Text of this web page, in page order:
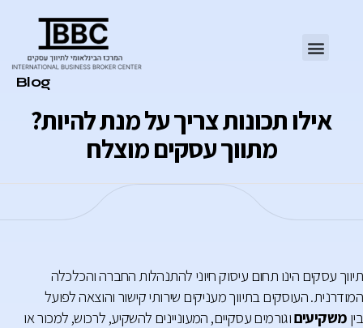
?אילו תכונות צריך על מנת להיות
מתווך עסקים מוצלח
Category
Blog
תיווך עסקים הינו תחום עיסוק חיוני להתנהלות החברה והכלכלה
המודרנית. העוסקים בתיווך מעניקים שירותי קישור והוצאה לפועל
בין משקיעיםוגורמים עסקיים, המעוניינים להשקיע, לרכוש, למכור או